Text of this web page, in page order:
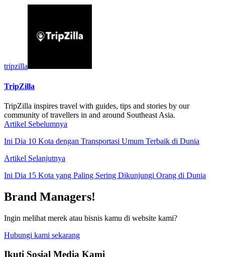
tripzilla
TripZilla
TripZilla inspires travel with guides, tips and stories by our
community of travellers in and around Southeast Asia.
Artikel Sebelumnya
Ini Dia 10 Kota dengan Transportasi Umum Terbaik di Dunia
Artikel Selanjutnya
Ini Dia 15 Kota yang Paling Sering Dikunjungi Orang di Dunia
Brand Managers!
Ingin melihat merek atau bisnis kamu di website kami?
Hubungi kami sekarang
Ikuti Sosial Media Kami